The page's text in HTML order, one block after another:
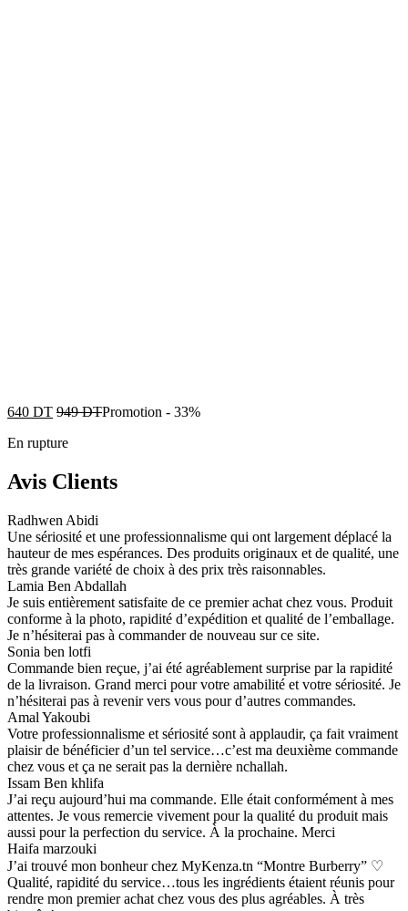
640 DT 949DTPromotion - 33%
En rupture
Avis Clients
Radhwen Abidi
Une sériosité et une professionnalisme qui ont largement déplacé la
hauteur de mes espérances. Des produits originaux et de qualité, une
très grande variété de choix à des prix très raisonnables.
Lamia Ben Abdallah
Je suis entièrement satisfaite de ce premier achat chez vous. Produit
conforme à la photo, rapidité d’expédition et qualité de l’emballage.
Je n’hésiterai pas à commander de nouveau sur ce site.
Sonia ben lotfi
Commande bien reçue, j’ai été agréablement surprise par la rapidité
de la livraison. Grand merci pour votre amabilité et votre sériosité. Je
n’hésiterai pas à revenir vers vous pour d’autres commandes.
Amal Yakoubi
Votre professionnalisme et sériosité sont à applaudir, ça fait vraiment
plaisir de bénéficier d’un tel service…c’est ma deuxième commande
chez vous et ça ne serait pas la dernière nchallah.
Issam Ben khlifa
J’ai reçu aujourd’hui ma commande. Elle était conformément à mes
attentes. Je vous remercie vivement pour la qualité du produit mais
aussi pour la perfection du service. À la prochaine. Merci
Haifa marzouki
J’ai trouvé mon bonheur chez MyKenza.tn “Montre Burberry” ♡
Qualité, rapidité du service…tous les ingrédients étaient réunis pour
rendre mon premier achat chez vous des plus agréables. À très